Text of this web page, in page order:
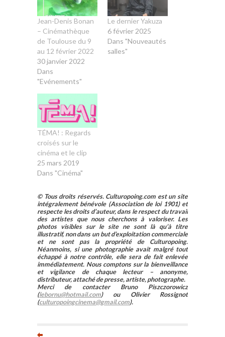
Jean-Denis Bonan
– Cinémathèque
de Toulouse du 9
au 12 février 2022
30 janvier 2022
Dans
"Evénements"
Le dernier Yakuza
6 février 2025
Dans "Nouveautés
salles"
TÉMA! : Regards
croisés sur le
cinéma et le clip
25 mars 2019
Dans "Cinéma"
© Tous droits réservés. Culturopoing.com est un site
intégralement bénévole (Association de loi 1901) et
respecte les droits d’auteur, dans le respect du travail
des artistes que nous cherchons à valoriser. Les
photos visibles sur le site ne sont là qu’à titre
illustratif, non dans un but d’exploitation commerciale
et ne sont pas la propriété de Culturopoing.
Néanmoins, si une photographie avait malgré tout
échappé à notre contrôle, elle sera de fait enlevée
immédiatement. Nous comptons sur la bienveillance
et vigilance de chaque lecteur – anonyme,
distributeur, attaché de presse, artiste, photographe.
Merci de contacter Bruno Piszczorowicz
(lebornu@hotmail.com) ou Olivier Rossignot
(culturopoingcinema@gmail.com).